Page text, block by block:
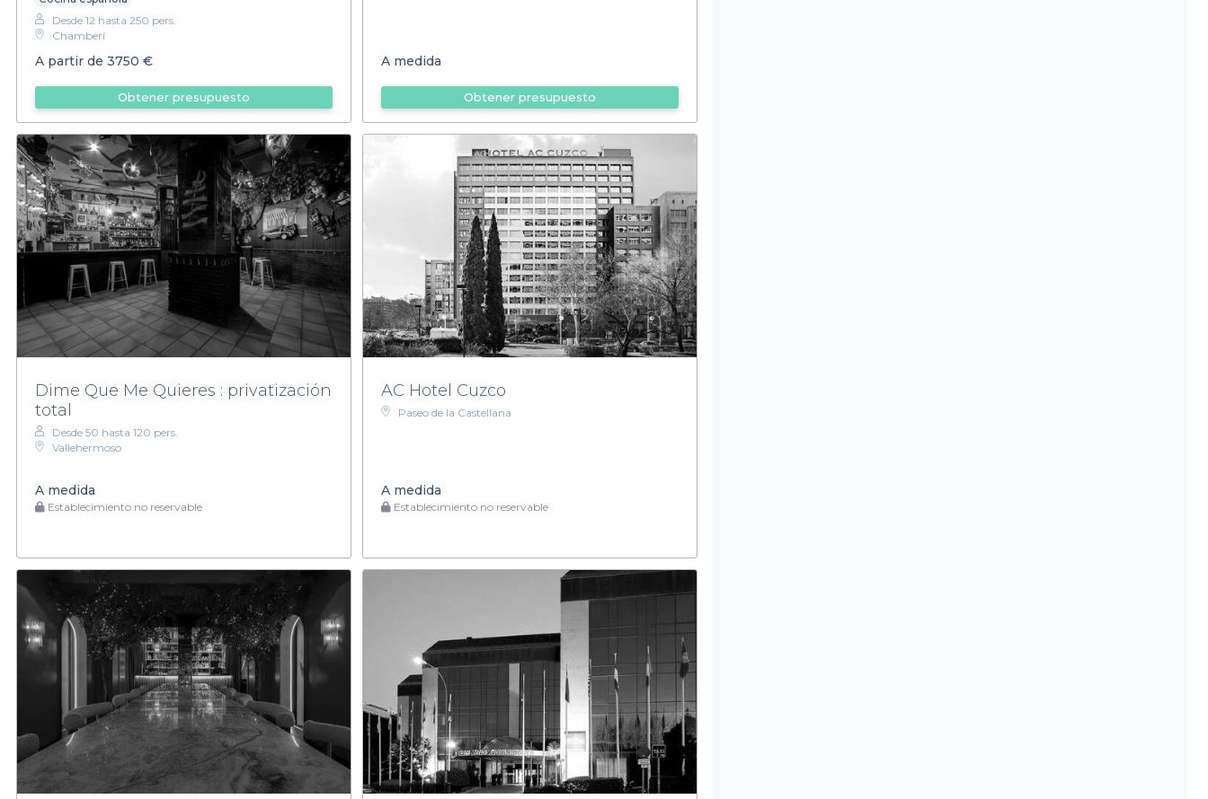
Desde 12 hasta 250 pers.
Chamberí
A partir de 3750 €
Obtener presupuesto
A medida
Obtener presupuesto
Dime Que Me Quieres : privatización
total
Desde 50 hasta 120 pers.
Vallehermoso
A medida
Establecimiento no reservable
AC Hotel Cuzco
Paseo de la Castellana
A medida
Establecimiento no reservable